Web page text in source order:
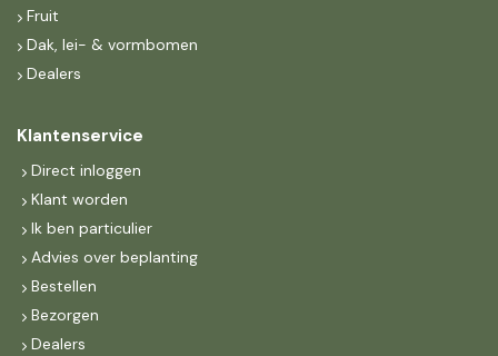
Fruit
Dak, lei- & vormbomen
Dealers
Klantenservice
Direct inloggen
Klant worden
Ik ben particulier
Advies over beplanting
Bestellen
Bezorgen
Dealers